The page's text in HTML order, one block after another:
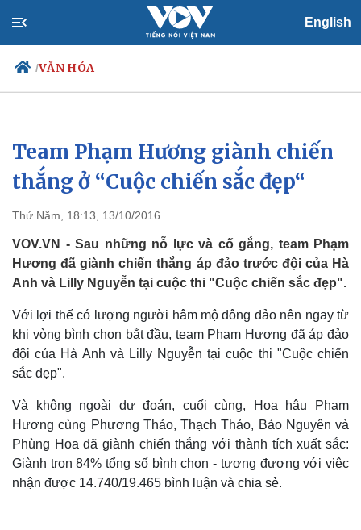
English
/VĂN HÓA
Chính trị
Đảng
Tổ chức nhân sự
Nhận diện sự thật
Xã hội
Tin 24h
Dự báo thời tiết
Việc làm
Biển đảo
Team Phạm Hương giành chiến
thắng ở “Cuộc chiến sắc đẹp“
Thứ Năm, 18:13, 13/10/2016
VOV.VN - Sau những nỗ lực và cố gắng, team Phạm
Hương đã giành chiến thắng áp đảo trước đội của Hà
Anh và Lilly Nguyễn tại cuộc thi "Cuộc chiến sắc đẹp".
Với lợi thế có lượng người hâm mộ đông đảo nên ngay từ
khi vòng bình chọn bắt đầu, team Phạm Hương đã áp đảo
đội của Hà Anh và Lilly Nguyễn tại cuộc thi "Cuộc chiến
sắc đẹp".
Và không ngoài dự đoán, cuối cùng, Hoa hậu Phạm
Hương cùng Phương Thảo, Thạch Thảo, Bảo Nguyên và
Phùng Hoa đã giành chiến thắng với thành tích xuất sắc:
Giành trọn 84% tổng số bình chọn - tương đương với việc
nhận được 14.740/19.465 bình luận và chia sẻ.